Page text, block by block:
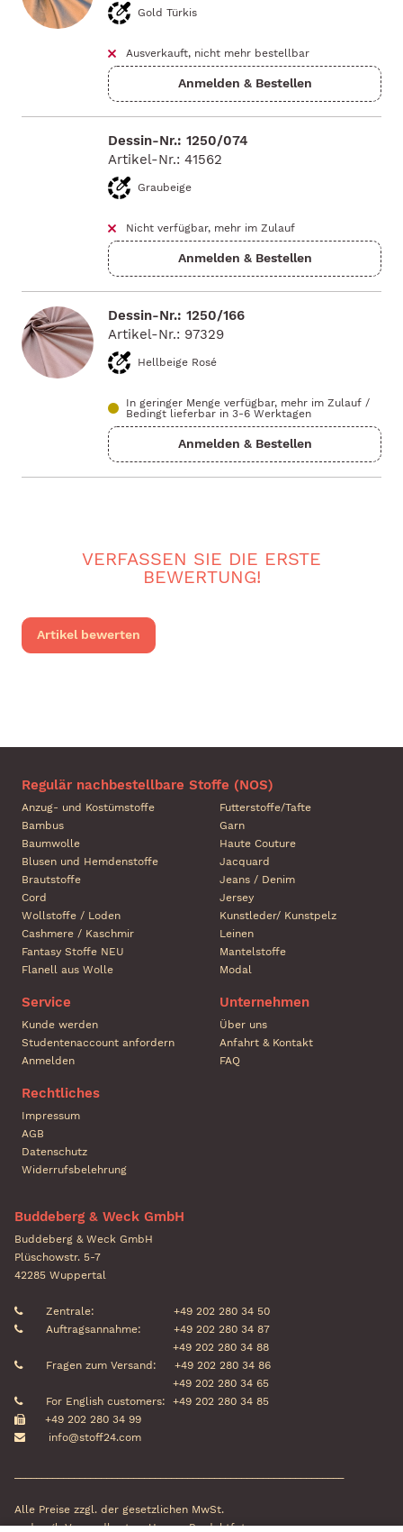
Gold Türkis
Ausverkauft, nicht mehr bestellbar
Dessin-Nr.: 1250/074
Artikel-Nr.: 41562
Graubeige
Nicht verfügbar, mehr im Zulauf
Dessin-Nr.: 1250/166
Artikel-Nr.: 97329
Hellbeige Rosé
In geringer Menge verfügbar, mehr im Zulauf /
Bedingt lieferbar in 3-6 Werktagen
VERFASSEN SIE DIE ERSTE
BEWERTUNG!
Artikel bewerten
Regulär nachbestellbare Stoffe (NOS)
Anzug- und Kostümstoffe
Bambus
Baumwolle
Blusen und Hemdenstoffe
Brautstoffe
Cord
Wollstoffe / Loden
Cashmere / Kaschmir
Fantasy Stoffe NEU
Flanell aus Wolle
Futterstoffe/Tafte
Garn
Haute Couture
Jacquard
Jeans / Denim
Jersey
Kunstleder/ Kunstpelz
Leinen
Mantelstoffe
Modal
Service
Kunde werden
Studentenaccount anfordern
Anmelden
Unternehmen
Über uns
Anfahrt & Kontakt
FAQ
Rechtliches
Impressum
AGB
Datenschutz
Widerrufsbelehrung
Buddeberg & Weck GmbH
Buddeberg & Weck GmbH
Plüschowstr. 5-7
42285 Wuppertal
Zentrale:
+49 202 280 34 50
Auftragsannahme:
+49 202 280 34 87
+49 202 280 34 88
Fragen zum Versand:
+49 202 280 34 86
+49 202 280 34 65
For English customers:
+49 202 280 34 85
+49 202 280 34 99
info@stoff24.com
Alle Preise zzgl. der gesetzlichen MwSt.
und zzgl. Versandkosten. Unsere Produktfotos